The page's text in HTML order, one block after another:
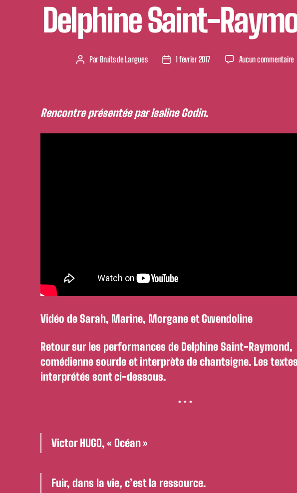
Delphine Saint-
Auteur
Par Bruits de Langues
Date1 février 2017 Aucun commentaire
Rencontre présentée par Isaline Godin.
Vidéo de Sarah, Marine, Morgane et Gwendoline
Retour sur les performances de Delphine Saint-Raymond,
comédienne sourde et interprète de chantsigne. Les
interprétés sont ci-dessous.
* * *
Victor HUGO, « Océan »
Fuir, dans la vie, c’est la ressource.